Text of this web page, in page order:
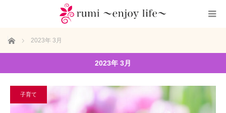
ホーム 2023年 3月
2023年 3月
子育て